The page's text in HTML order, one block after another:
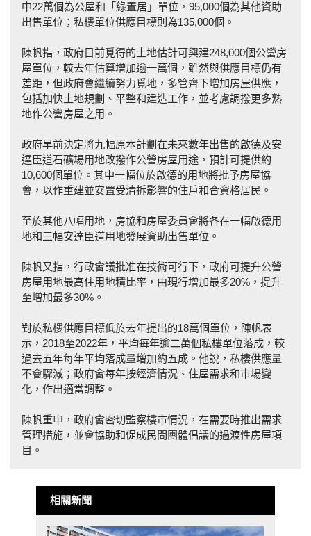
中22萬個為公屋和「綠置居」單位，95,000個為其他資助
出售單位；私樓單位供應目標則為135,000個。
陳帆指，政府目前覓得的土地估計可興建248,000個公營房
屋單位，較去年估算增加逾一萬個，雖然與供應目標仍有
差距，但政府會繼續努力覓地，多管齊下增加房屋供應，
包括加快土地規劃、平整和建造工作，並考慮調撥更多熟
地作公營房屋之用。
政府早前決定將九幅原本計劃在未來數年出售的啟德及安
達臣道石礦場用地改撥作公營房屋用途，預計可提供約
10,600個單位。其中一幅位於啟德的用地將批予房屋協
會，以作重建並安置受清拆影響的住戶和合資格居民。
至於其他八幅用地，房協和房屋委員會將各在一幅啟德用
地和三幅安達臣道用地發展資助出售單位。
陳帆又指，行政會議批准在技術可行下，政府可提升公營
房屋用地最高住用地積比率，由現行增加最多20%，提升
至增加最多30%。
對於私樓供應目標低於去年提出的18萬個單位，陳帆表
示，2018至2022年，平均每年逾二萬個私樓單位落成，較
過去五年每年平均落成量增加約五成。他說，私樓供應量
不會驟減；政府會每年按經濟情況、住屋需求和巿場變
化，作出適當調整。
陳帆重申，政府會密切監察樓巿情況，在需要時推出需求
管理措施，並會協助和促成民間團體倡議的過渡性房屋項
目。
相關新聞